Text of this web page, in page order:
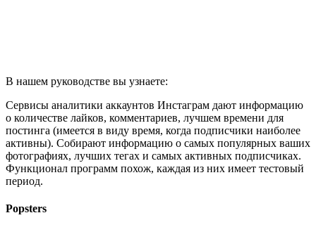
В нашем руководстве вы узнаете:
Сервисы аналитики аккаунтов Инстаграм дают информацию
о количестве лайков, комментариев, лучшем времени для
постинга (имеется в виду время, когда подписчики наиболее
активны). Собирают информацию о самых популярных ваших
фотографиях, лучших тегах и самых активных подписчиках.
Функционал программ похож, каждая из них имеет тестовый
период.
Popsters